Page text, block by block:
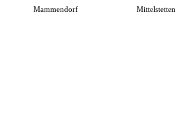
Mammendorf Mittelstetten